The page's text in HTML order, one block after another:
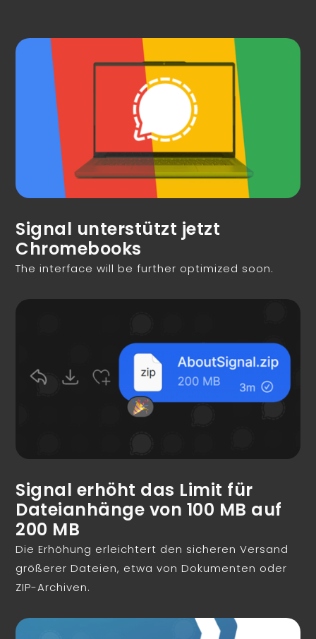
Signal unterstützt jetzt
Chromebooks
The interface will be further optimized soon.
Signal erhöht das Limit für
Dateianhänge von 100 MB auf
200 MB
Die Erhöhung erleichtert den sicheren Versand
größerer Dateien, etwa von Dokumenten oder
ZIP-Archiven.